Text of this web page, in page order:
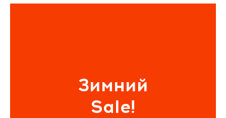
Зимний
Sale!